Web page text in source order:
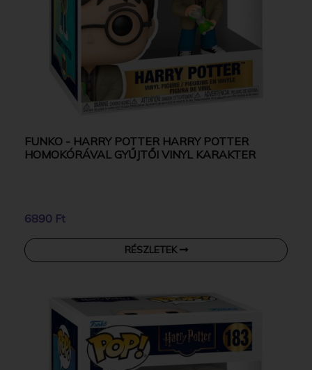
FUNKO - HARRY POTTER HARRY POTTER
HOMOKÓRÁVAL GYŰJTŐI VINYL KARAKTER
6890 Ft
RÉSZLETEK